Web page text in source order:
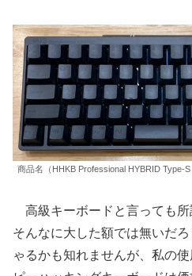
商品名（HHKB Professional HYBRID Type-S
高級キーボードと言っても所
そんなに大した額では無いだ
ゃるかも知れませんが、私の